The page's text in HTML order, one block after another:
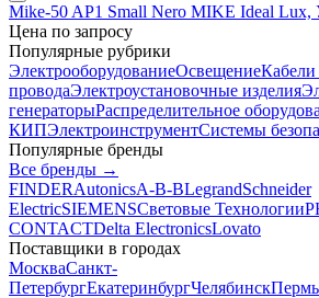
Mike-50 AP1 Small Nero MIKE Ideal Lux,
Цена по запросу
Популярные рубрики
ЭлектрооборудованиеОсвещениеКабели
проводаЭлектроустановочные изделия
генераторыРаспределительное
КИПЭлектроинструментСистемы
Популярные бренды
Все бренды →
FINDERAutonicsA-B-BLegrandSchneider
ElectricSIEMENSСветовые Технологии
CONTACTDelta ElectronicsLovato
Поставщики в городах
МоскваСанкт-
ПетербургЕкатеринбургЧелябинскПермь